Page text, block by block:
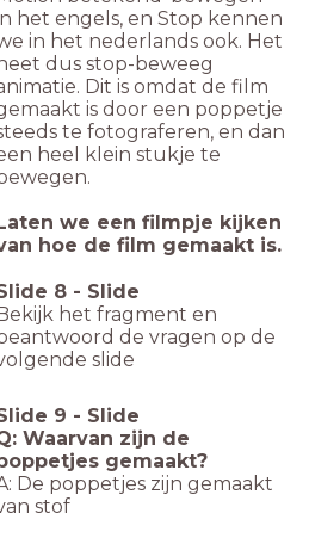
het engels, en Stop kennen
in het nederlands ook. Het
heet dus stop-beweeg
Dit is omdat de film
is door een poppetje
te fotograferen, en dan
heel klein stukje te
we een filmpje kijken
hoe de film gemaakt is.
8 - Slide
het fragment en
de vragen op de
slide
9 - Slide
Waarvan zijn de
gemaakt?
De poppetjes zijn gemaakt
stof